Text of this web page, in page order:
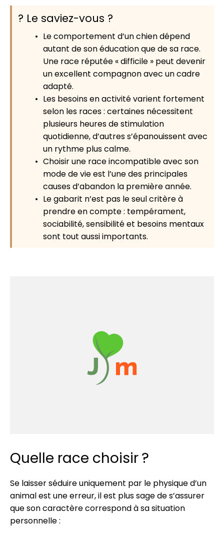
? Le saviez-vous ?
Le comportement d’un chien dépend
autant de son éducation que de sa race.
Une race réputée « difficile » peut devenir
un excellent compagnon avec un cadre
adapté.
Les besoins en activité varient fortement
selon les races : certaines nécessitent
plusieurs heures de stimulation
quotidienne, d’autres s’épanouissent avec
un rythme plus calme.
Choisir une race incompatible avec son
mode de vie est l’une des principales
causes d’abandon la première année.
Le gabarit n’est pas le seul critère à
prendre en compte : tempérament,
sociabilité, sensibilité et besoins mentaux
sont tout aussi importants.
Quelle race choisir ?
Se laisser séduire uniquement par le physique d’un
animal est une erreur, il est plus sage de s’assurer
que son caractère correspond à sa situation
personnelle :